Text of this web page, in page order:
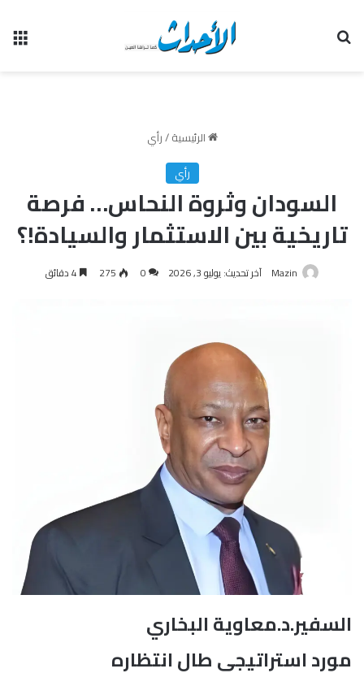
الرئيسية/رأي
رأي
السودان وثروة النحاس… فرصة
تاريخية بين الاستثمار والسيادة!؟
Mazin آخر تحديث: يوليو 3, 2026 0
275
السفير.د.معاوية البخاري
مورد استراتيجي طال انتظاره